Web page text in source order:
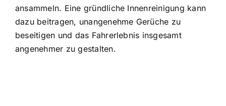
ansammeln. Eine gründliche Innenreinigung kann
dazu beitragen, unangenehme Gerüche zu
beseitigen und das Fahrerlebnis insgesamt
angenehmer zu gestalten.